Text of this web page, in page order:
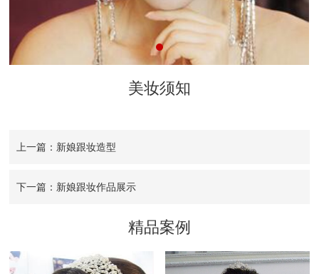
美妆须知
上一篇：新娘跟妆造型
下一篇：新娘跟妆作品展示
精品案例